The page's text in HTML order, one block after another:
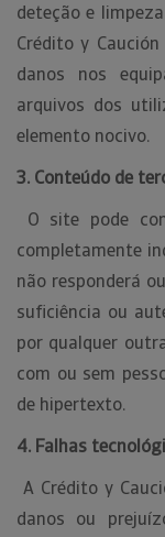
deteção e
Crédito y
danos nos
arquivos dos
elemento nocivo.
3. Conteúdo de
O site pode
completamente
não responderá
suficiência ou
por qualquer
com ou sem
de hipertexto.
4. Falhas
A Crédito y
danos ou